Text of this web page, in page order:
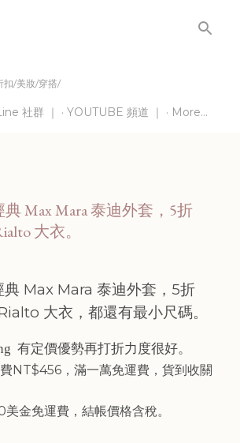
扣/美妝/穿搭/
社群 ｜ YOUTUBE 頻道 ｜ More…
Max Mara 泰迪外套，5折
大衣。
典 Max Mara 泰迪外套，5折
大衣，都還有最小尺碼。
有定價優勢再打折力度很好。
NT$456，滿一萬免運費，貨到收關
金免運費，結帳價格含稅。